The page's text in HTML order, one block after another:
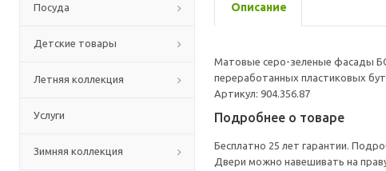
Посуда
Детские товары
Летняя коллекция
Услуги
Зимняя коллекция
Описание
Матовые серо-зеленые фасады
переработанных пластиковых
Артикул: 904.356.87
Подробнее о товаре
Бесплатно 25 лет гарантии.
Двери можно навешивать на